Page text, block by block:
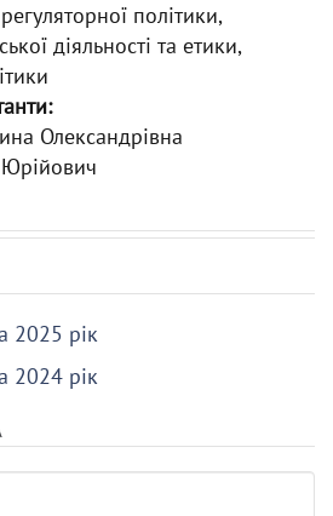
політики,
діяльності та етики,
Олександрівна
2025 рік
2024 рік